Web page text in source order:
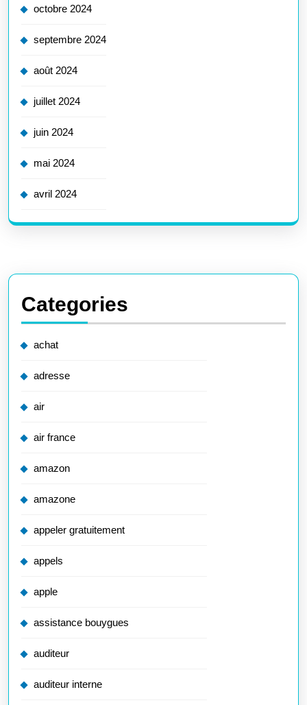
octobre 2024
septembre 2024
août 2024
juillet 2024
juin 2024
mai 2024
avril 2024
Categories
achat
adresse
air
air france
amazon
amazone
appeler gratuitement
appels
apple
assistance bouygues
auditeur
auditeur interne